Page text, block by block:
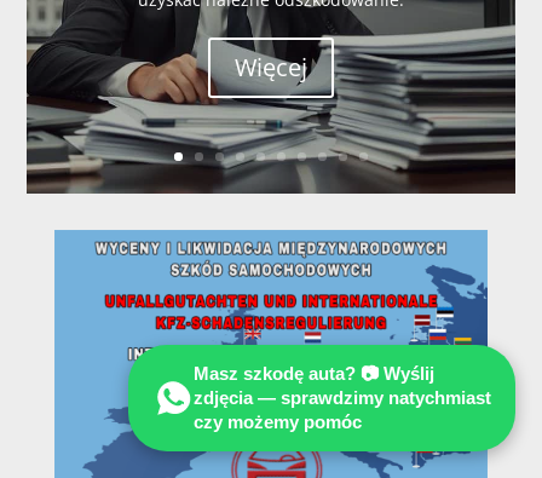
Więcej
Masz szkodę auta? 📷 Wyślij
zdjęcia — sprawdzimy natychmiast
czy możemy pomóc